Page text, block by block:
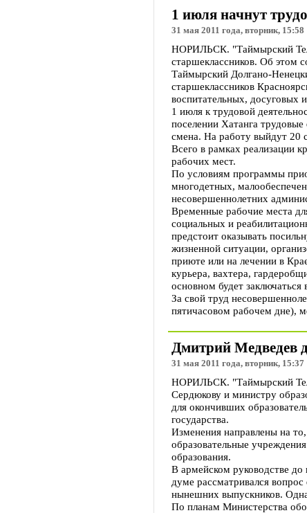
1 июля начнут
31 мая 2011 года, вторник, 15:58
НОРИЛЬСК. "Таймырский
старшеклассников. Об этом
Таймырский Долгано-
старшеклассников
воспитательных, досуговых
1 июля к трудовой
поселении Хатанга
смена. На работу выйдут 20
Всего в рамках реализации
рабочих мест.
По условиям программы
многодетных,
несовершеннолетних
Временные рабочие места
социальных и
предстоит оказывать
жизненной ситуации,
приюте или на лечении в
курьера, вахтера,
основном будет заключаться
За свой труд
пятичасовом рабочем дне),
Дмитрий Медведев
31 мая 2011 года, вторник, 15:37
НОРИЛЬСК. "Таймырский
Сердюкову и министру
для окончивших
государства.
Изменения направлены на
образовательные
образования.
В армейском руководстве до
думе рассматривался
нынешних выпускников.
По планам Министерства